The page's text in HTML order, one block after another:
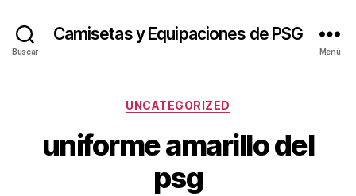
Buscar
Camisetas y Equipaciones de PSG
Menú
Categorías
UNCATEGORIZED
uniforme amarillo del
psg